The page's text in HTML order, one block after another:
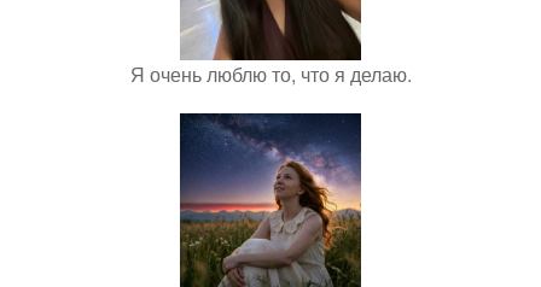
Я очень люблю то, что я делаю.